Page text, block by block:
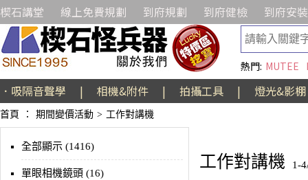
楔石講堂 線上免費規劃 到府規劃 到府健檢 到府安裝
熱門: MUTEE
．吸隔音聲學 | 相機&附件 | 拍攝工具 | 燈光&影棚
首頁 ： 期間變價活動 > 工作對講機
全部顯示 (1416)
單眼相機鏡頭 (16)
工作對講機 1-